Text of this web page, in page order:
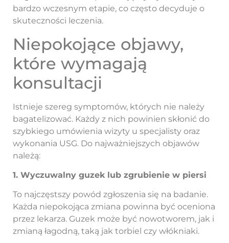
bardzo wczesnym etapie, co często decyduje o
skuteczności leczenia.
Niepokojące objawy,
które wymagają
konsultacji
Istnieje szereg symptomów, których nie należy
bagatelizować. Każdy z nich powinien skłonić do
szybkiego umówienia wizyty u specjalisty oraz
wykonania USG. Do najważniejszych objawów
należą:
1. Wyczuwalny guzek lub zgrubienie w piersi
To najczęstszy powód zgłoszenia się na badanie.
Każda niepokojąca zmiana powinna być oceniona
przez lekarza. Guzek może być nowotworem, jak i
zmianą łagodną, taką jak torbiel czy włókniaki.